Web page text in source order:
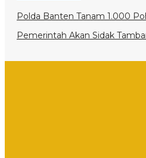
Polda Banten Tanam 1.000
Pemerintah Akan Sidak